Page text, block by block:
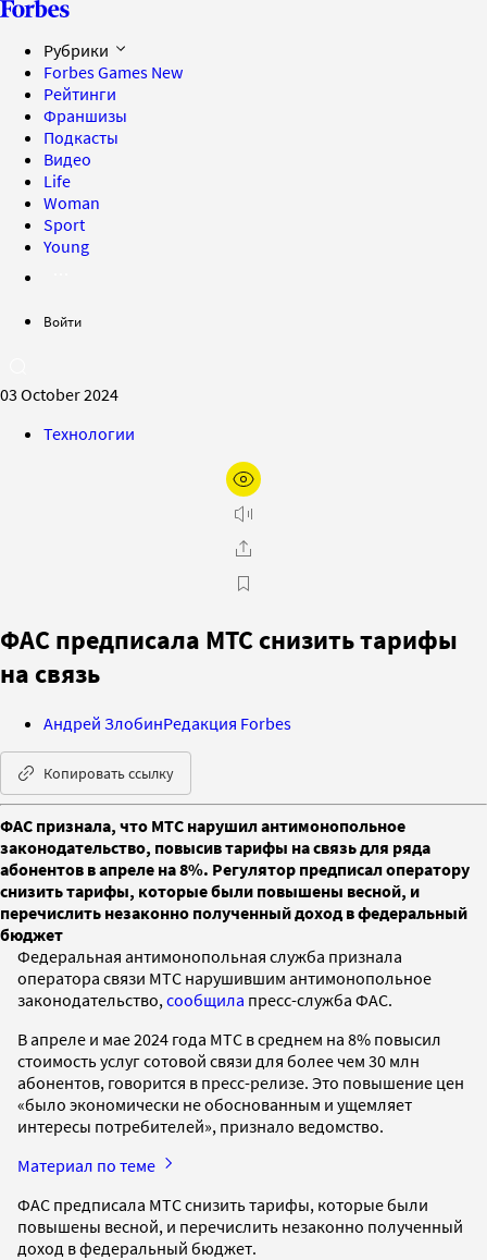
Рубрики
Forbes Games New
Рейтинги
Франшизы
Подкасты
Видео
Life
Woman
Sport
Young
Войти
03 October 2024
Технологии
ФАС предписала МТС снизить тарифы
на связь
Андрей ЗлобинРедакция Forbes
Копировать ссылку
ФАС признала, что МТС нарушил антимонопольное
законодательство, повысив тарифы на связь для ряда
абонентов в апреле на 8%. Регулятор предписал оператору
снизить тарифы, которые были повышены весной, и
перечислить незаконно полученный доход в федеральный
бюджет
Федеральная антимонопольная служба признала
оператора связи МТС нарушившим антимонопольное
законодательство, сообщила пресс-служба ФАС.
В апреле и мае 2024 года МТС в среднем на 8% повысил
стоимость услуг сотовой связи для более чем 30 млн
абонентов, говорится в пресс-релизе. Это повышение цен
«было экономически не обоснованным и ущемляет
интересы потребителей», признало ведомство.
Материал по теме
ФАС предписала МТС снизить тарифы, которые были
повышены весной, и перечислить незаконно полученный
доход в федеральный бюджет.